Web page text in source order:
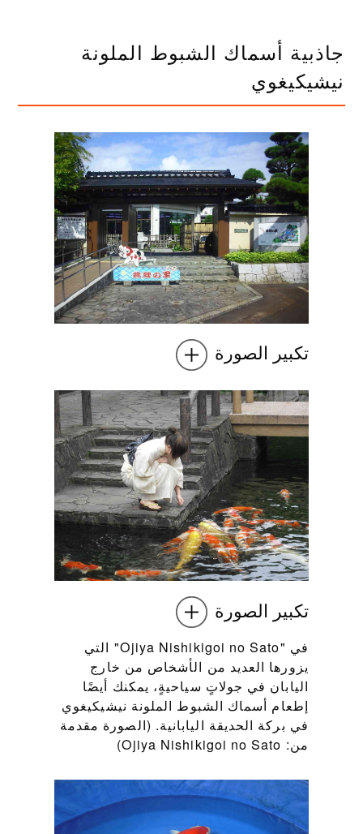
جاذبية أسماك الشبوط الملونة
نيشيكيغوي
تكبير الصورة
تكبير الصورة
في "Ojiya Nishikigoi no Sato" التي
يزورها العديد من الأشخاص من خارج
اليابان في جولاتٍ سياحيةٍ، يمكنك أيضًا
إطعام أسماك الشبوط الملونة نيشيكيغوي
في بركة الحديقة اليابانية. (الصورة مقدمة
من: Ojiya Nishikigoi no Sato)